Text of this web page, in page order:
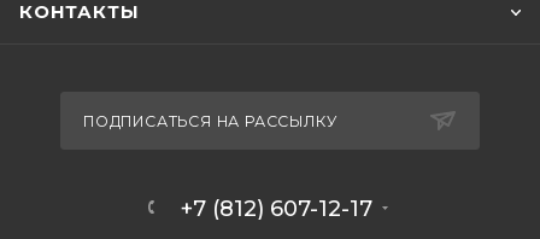
КОНТАКТЫ
ПОДПИСАТЬСЯ НА РАССЫЛКУ
+7 (812) 607-12-17